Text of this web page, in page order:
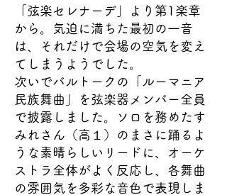
「弦楽セレナーデ」より第1楽章
から。気迫に満ちた最初の一音
は、それだけで会場の空気を変え
てしまうようでした。
次いでバルトークの「ルーマニア
民族舞曲」を弦楽器メンバー全員
で披露しました。ソロを務めたす
みれさん（高１）のまさに踊るよ
うな素晴らしいリードに、オーケ
ストラ全体がよく反応し、各舞曲
の雰囲気を多彩な音色で表現しま